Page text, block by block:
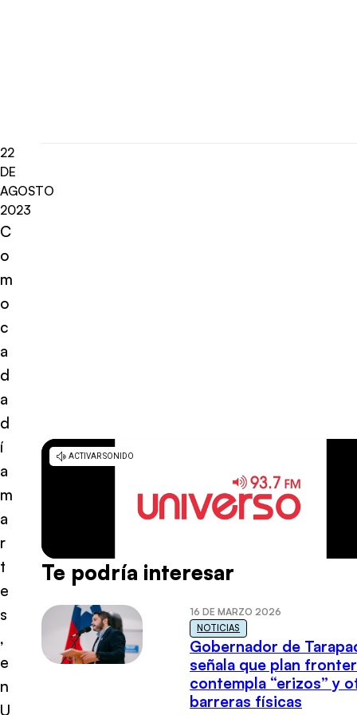
22
DE
AGOSTO
2023
C
o
m
o
c
a
d
a
d
í
a
m
a
r
t
e
s
,
e
n
U
Te podría interesar
16 DE MARZO 2026
NOTICIAS
Gobernador de
señala que plan
contempla “erizos” y
barreras físicas